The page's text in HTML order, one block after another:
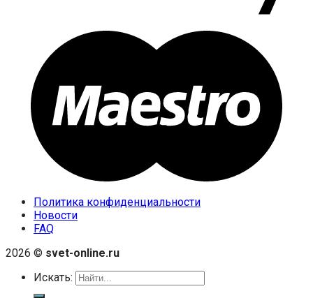
Политика конфиденциальности
Новости
FAQ
2026 © svet-online.ru
Искать: